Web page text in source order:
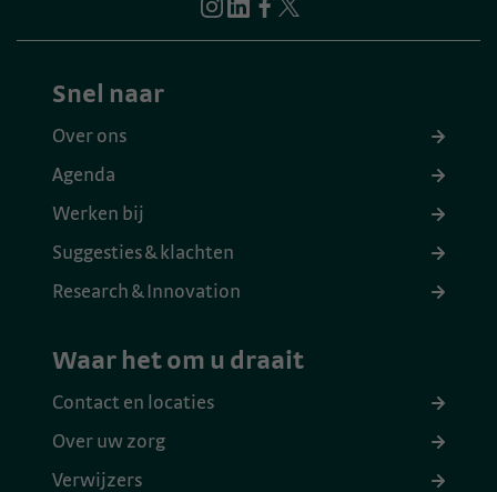
Snel naar
Over ons
Agenda
Werken bij
Suggesties & klachten
Research & Innovation
Waar het om u draait
Contact en locaties
Over uw zorg
Verwijzers